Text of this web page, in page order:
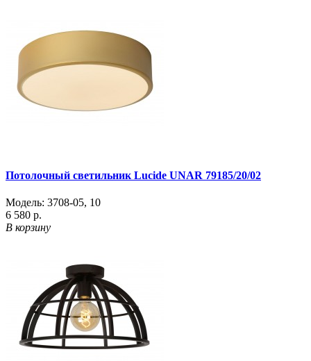
Потолочный светильник Lucide UNAR 79185/20/02
Модель: 3708-05, 10
6 580 р.
В корзину